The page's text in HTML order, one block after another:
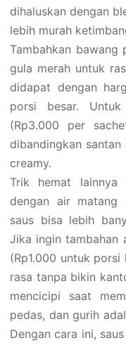
dihaluskan dengan
lebih murah
Tambahkan
gula merah untuk
didapat dengan
porsi besar.
(Rp3.000 per
dibandingkan
creamy.
Trik hemat lainnya
dengan air matang
saus bisa lebih
Jika ingin tambahan
(Rp1.000 untuk
rasa tanpa bikin
mencicipi saat
pedas, dan gurih
Dengan cara ini,